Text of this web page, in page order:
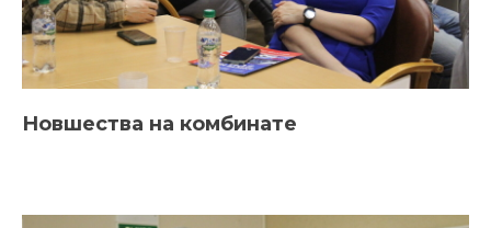
Новшества на комбинате